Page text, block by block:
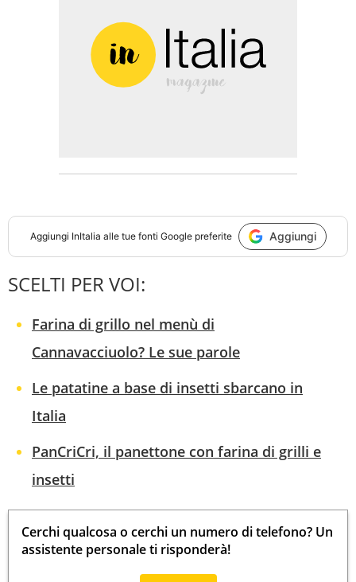
Aggiungi InItalia alle tue fonti Google preferite Aggiungi
SCELTI PER VOI:
Farina di grillo nel menù di
Cannavacciuolo? Le sue parole
Le patatine a base di insetti sbarcano in
Italia
PanCriCri, il panettone con farina di grilli e
insetti
Cerchi qualcosa o cerchi un numero di telefono? Un
assistente personale ti risponderà!